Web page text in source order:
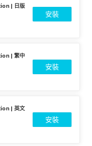
| 日版
安裝
| 繁中
安裝
| 英文
安裝